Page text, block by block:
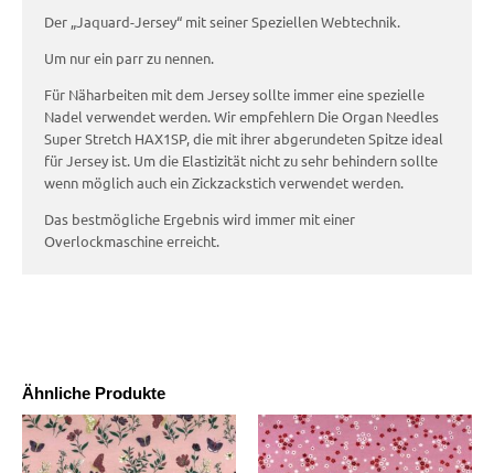
Ähnliche Produkte
Der „Jaquard-Jersey“ mit seiner Speziellen Webtechnik.
Um nur ein parr zu nennen.
Für Näharbeiten mit dem Jersey sollte immer eine spezielle
Nadel verwendet werden. Wir empfehlern Die Organ Needles
Super Stretch HAX1SP, die mit ihrer abgerundeten Spitze ideal
für Jersey ist. Um die Elastizität nicht zu sehr behindern sollte
wenn möglich auch ein Zickzackstich verwendet werden.
Das bestmögliche Ergebnis wird immer mit einer
Overlockmaschine erreicht.